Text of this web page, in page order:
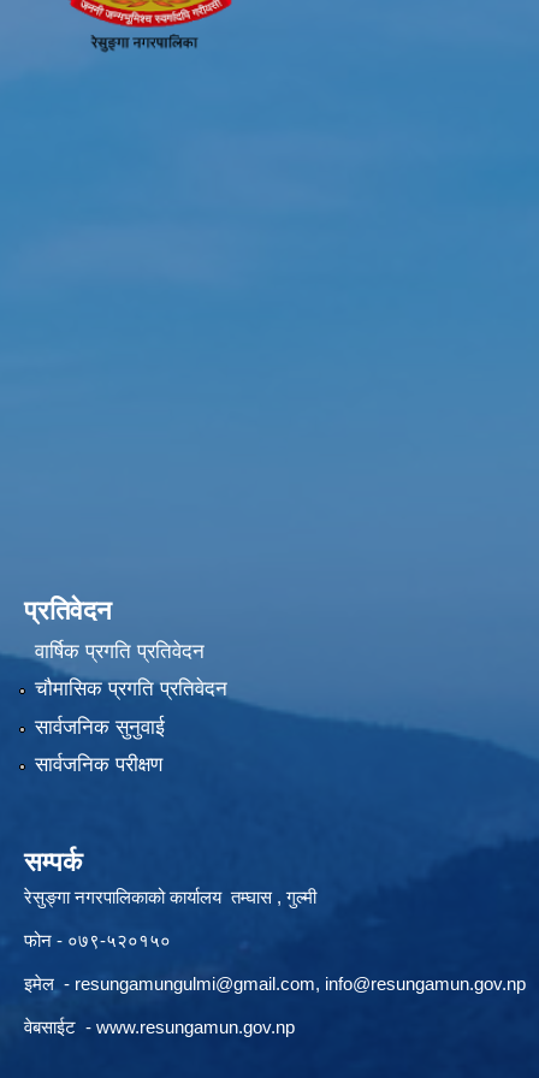
प्रतिवेदन
वार्षिक प्रगति प्रतिवेदन
चौमासिक प्रगति प्रतिवेदन
सार्वजनिक सुनुवाई
सार्वजनिक परीक्षण
सम्पर्क
रेसुङ्गा नगरपालिकाको कार्यालय तम्घास , गुल्मी
फोन - ०७९-५२०१५०
इमेल - resungamungulmi@gmail.com, info@resungamun.gov.np
वेबसाईट - www.resungamun.gov.np